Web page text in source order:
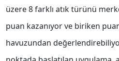
üzere 8 farklı atık türünü
puan kazanıyor ve biriken
havuzundan